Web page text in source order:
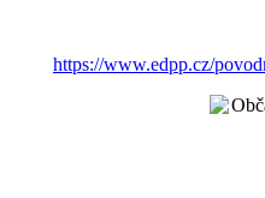
https://www.edpp.cz/